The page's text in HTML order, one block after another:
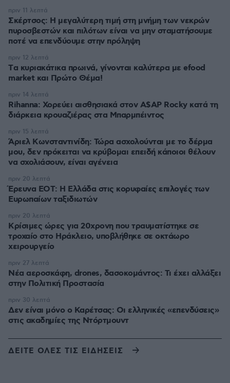
Σκέρτσος: Η μεγαλύτερη τιμή στη μνήμη των νεκρών
πυροσβεστών και πιλότων είναι να μην σταματήσουμε
ποτέ να επενδύουμε στην πρόληψη
πριν 11 λεπτά
Tα κυριακάτικα πρωινά, γίνονται καλύτερα με efood
market και Πρώτο Θέμα!
πριν 12 λεπτά
Rihanna: Χορεύει αισθησιακά στον A$AP Rocky κατά τη
διάρκεια κρουαζιέρας στα Μπαρμπέιντος
πριν 14 λεπτά
Άριελ Κωνσταντινίδη: Τώρα ασχολούνται με το δέρμα
μου, δεν πρόκειται να κρύβομαι επειδή κάποιοι θέλουν
να σχολιάσουν, είναι αγένεια
πριν 15 λεπτά
Έρευνα ΕΟΤ: Η Ελλάδα στις κορυφαίες επιλογές των
Ευρωπαίων ταξιδιωτών
πριν 20 λεπτά
Κρίσιμες ώρες για 20χρονη που τραυματίστηκε σε
τροχαίο στο Ηράκλειο, υποβλήθηκε σε οκτάωρο
χειρουργείο
πριν 20 λεπτά
Νέα αεροσκάφη, drones, δασοκομάντος: Τι έχει αλλάξει
στην Πολιτική Προστασία
πριν 27 λεπτά
Δεν είναι μόνο ο Καρέτσας: Οι ελληνικές «επενδύσεις»
στις ακαδημίες της Ντόρτμουντ
πριν 30 λεπτά
ΔΕΙΤΕ ΟΛΕΣ ΤΙΣ ΕΙΔΗΣΕΙΣ